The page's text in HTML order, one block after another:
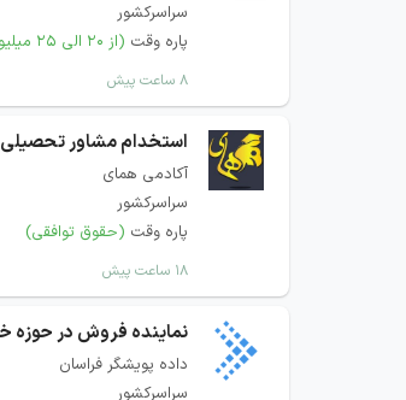
سراسرکشور
پاره وقت (از ۲۰ الی ۲۵ میلیون)
۸ ساعت پیش
استخدام مشاور تحصیلی
آکادمی همای
سراسرکشور
پاره وقت (حقوق توافقی)
۱۸ ساعت پیش
داده پویشگر فراسان
سراسرکشور